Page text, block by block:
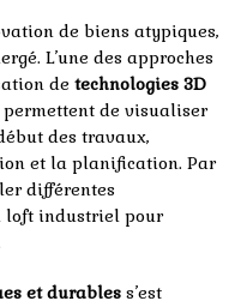
de biens atypiques,
L’une des approches
de technologies 3D
permettent de visualiser
des travaux,
et la planification. Par
différentes
loft industriel pour
et durables s’est